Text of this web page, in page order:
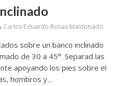
Carlos Eduardo Rosas Maldonado
sobre un banco inclinado
de 30 a 45°. Separad las
apoyando los pies sobre el
hombros y...